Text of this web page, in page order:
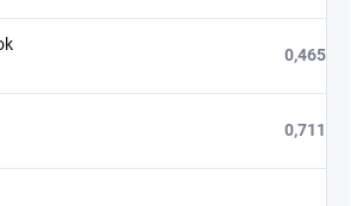
0,465
0,711